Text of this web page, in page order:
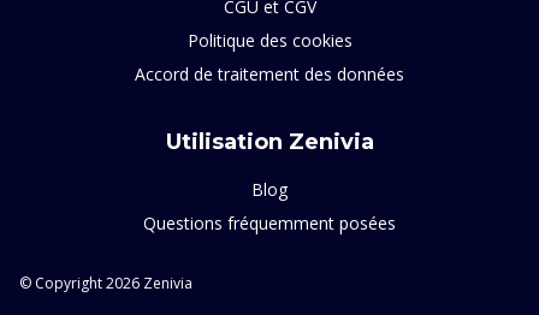
CGU et CGV
Politique des cookies
Accord de traitement des données
Utilisation Zenivia
Blog
Questions fréquemment posées
© Copyright 2026 Zenivia